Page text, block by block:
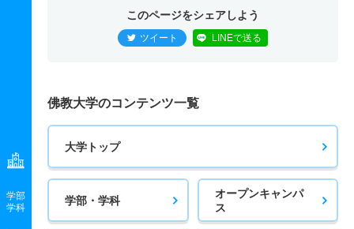
学部
学科
このページをシェアしよう
ツイート LINEで送る
佛教大学のコンテンツ一覧
大学トップ
学部・学科
オープンキャンパ
ス